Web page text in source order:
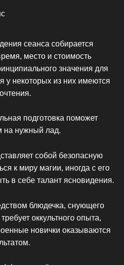
сеанса собирается
место и стоимость
значения для
у некоторых из них имеются
подготовка поможет
на нужный лад.
собой безопасную
к миру магии, иногда с его
в себе талант ясновидения.
блюдечка, снующего
оккультного опыта,
новички оказываются